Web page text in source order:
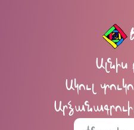
Ալնիս
Ակուլ